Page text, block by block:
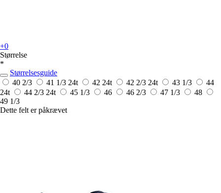
+0
Størrelse
*
Størrelsesguide
40 2/3
41 1/3 24t 42 24t 42 2/3 24t 43 1/3
44
24t
44 2/3 24t 45 1/3 46 46 2/3 47 1/3
48
49 1/3
Dette felt er påkrævet